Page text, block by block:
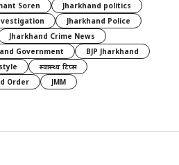
Soren
Jharkhand politics
Jharkhand Police
Jharkhand Crime News
Government
BJP Jharkhand
स्वास्थ्य टिप्स
Order JMM